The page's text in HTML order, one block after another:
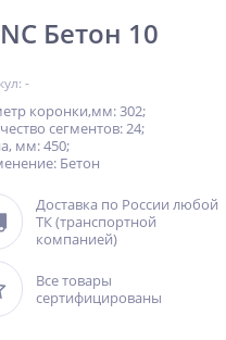
Бетон 10
-
коронки,мм: 302;
сегментов: 24;
мм: 450;
Бетон
Доставка по России любой
ТК (транспортной
компанией)
Все товары
сертифицированы